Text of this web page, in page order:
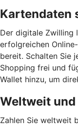
Kartendaten
Der digitale Zwilling
erfolgreichen
bereit. Schalten Sie
Shopping frei und
Wallet hinzu, um
Weltweit
Zahlen Sie weltweit